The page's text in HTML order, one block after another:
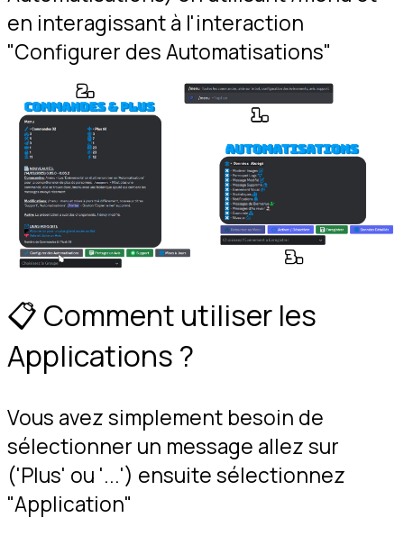
en interagissant à l'interaction
"Configurer des Automatisations"
📋 Comment utiliser les
Applications ?
Vous avez simplement besoin de
sélectionner un message allez sur
('Plus' ou '...') ensuite sélectionnez
"Application"